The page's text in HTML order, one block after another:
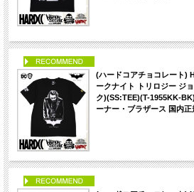
(ハードコアチョコレート)
ークナイト トリロジー ジ
ク)(SS:TEE)(T-1955KK-
ーナー・ブラザース 国内正